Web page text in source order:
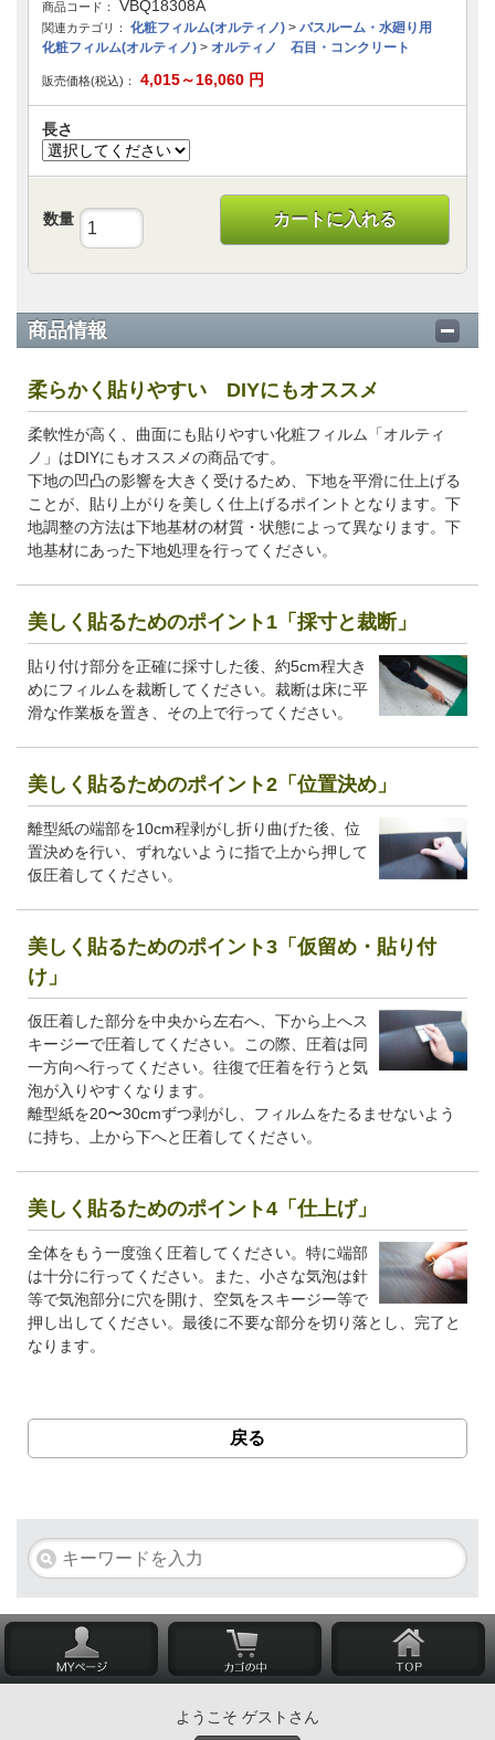
商品コード： VBQ18308A
関連カテゴリ： 化粧フィルム(オルティノ) > バスルーム・水廻り用
化粧フィルム(オルティノ) > オルティノ 石目・コンクリート
販売価格(税込)： 4,015～16,060 円
長さ
数量 カートに入れる
商品情報
柔らかく貼りやすい DIYにもオススメ
柔軟性が高く、曲面にも貼りやすい化粧フィルム「オルティ
ノ」はDIYにもオススメの商品です。
下地の凹凸の影響を大きく受けるため、下地を平滑に仕上げる
ことが、貼り上がりを美しく仕上げるポイントとなります。下
地調整の方法は下地基材の材質・状態によって異なります。下
地基材にあった下地処理を行ってください。
美しく貼るためのポイント1「採寸と裁断」
貼り付け部分を正確に採寸した後、約5cm程大き
めにフィルムを裁断してください。裁断は床に平
滑な作業板を置き、その上で行ってください。
美しく貼るためのポイント2「位置決め」
離型紙の端部を10cm程剥がし折り曲げた後、位
置決めを行い、ずれないように指で上から押して
仮圧着してください。
美しく貼るためのポイント3「仮留め・貼り付
け」
仮圧着した部分を中央から左右へ、下から上へス
キージーで圧着してください。この際、圧着は同
一方向へ行ってください。往復で圧着を行うと気
泡が入りやすくなります。
離型紙を20〜30cmずつ剥がし、フィルムをたるませないよう
に持ち、上から下へと圧着してください。
美しく貼るためのポイント4「仕上げ」
全体をもう一度強く圧着してください。特に端部
は十分に行ってください。また、小さな気泡は針
等で気泡部分に穴を開け、空気をスキージー等で
押し出してください。最後に不要な部分を切り落とし、完了と
なります。
戻る
ようこそ ゲストさん